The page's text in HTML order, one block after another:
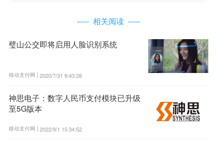
相关阅读
璧山公交即将启用人脸识别系统
移动支付网 | 2020/7/31 9:43:28
神思电子：数字人民币支付模块已升级
至5G版本
移动支付网 | 2022/9/1 15:34:52